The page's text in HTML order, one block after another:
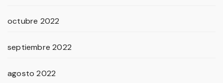
octubre 2022
septiembre 2022
agosto 2022